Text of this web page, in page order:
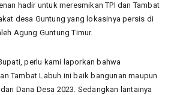
hadir untuk meresmikan TPI dan Tambat
desa Guntung yang lokasinya persis di
Agung Guntung Timur.
perlu kami laporkan bahwa
Tambat Labuh ini baik bangunan maupun
Dana Desa 2023. Sedangkan lantainya